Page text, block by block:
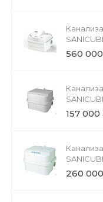
560
157 000
260